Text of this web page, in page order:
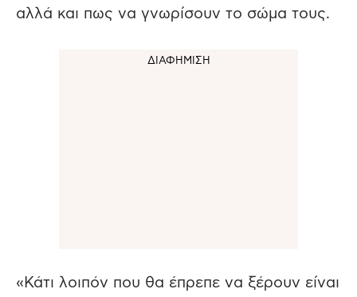
αλλά και πως να γνωρίσουν το σώμα τους.
«Κάτι λοιπόν που θα έπρεπε να ξέρουν είναι